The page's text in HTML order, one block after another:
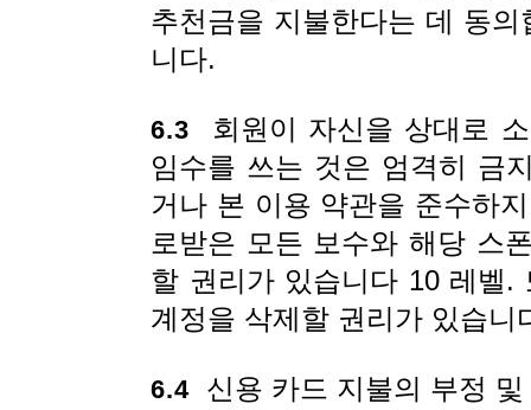
추천금을 지불한다는 데 동
니다.
6.3 회원이 자신을 상대로
임수를 쓰는 것은 엄격히 금
거나 본 이용 약관을 준수하
로받은 모든 보수와 해당 스
할 권리가 있습니다 10 레벨.
계정을 삭제할 권리가 있습니
6.4 신용 카드 지불의 부정